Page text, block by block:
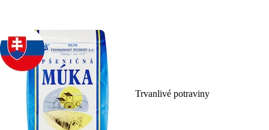
Trvanlivé potraviny